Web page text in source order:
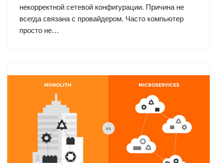
некорректной сетевой конфигурации. Причина не
всегда связана с провайдером. Часто компьютер
просто не…